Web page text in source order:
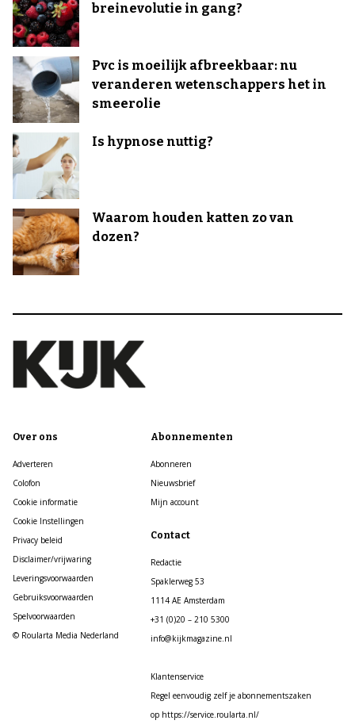
breinevolutie in gang?
Pvc is moeilijk afbreekbaar: nu
veranderen wetenschappers het in
smeerolie
Is hypnose nuttig?
Waarom houden katten zo van
dozen?
Over ons
Adverteren
Colofon
Cookie informatie
Cookie Instellingen
Privacy beleid
Disclaimer/vrijwaring
Leveringsvoorwaarden
Gebruiksvoorwaarden
Spelvoorwaarden
© Roularta Media Nederland
Abonnementen
Abonneren
Nieuwsbrief
Mijn account
Contact
Redactie
Spaklerweg 53
1114 AE Amsterdam
+31 (0)20 – 210 5300
info@kijkmagazine.nl
Klantenservice
Regel eenvoudig zelf je abonnementszaken
op https://service.roularta.nl/